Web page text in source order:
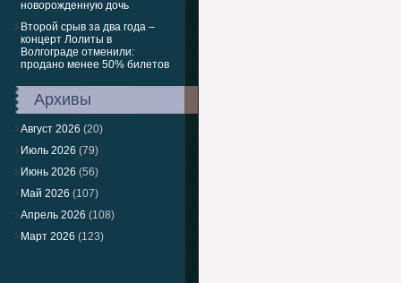
новорожденную дочь
Второй срыв за два года –
концерт Лолиты в
Волгограде отменили:
продано менее 50% билетов
Архивы
Август 2026 (20)
Июль 2026 (79)
Июнь 2026 (56)
Май 2026 (107)
Апрель 2026 (108)
Март 2026 (123)